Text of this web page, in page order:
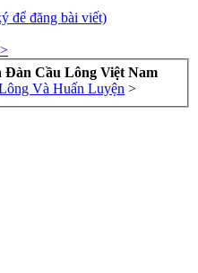
để đăng bài viết)
Cầu Lông Việt Nam
Và Huấn Luyện >